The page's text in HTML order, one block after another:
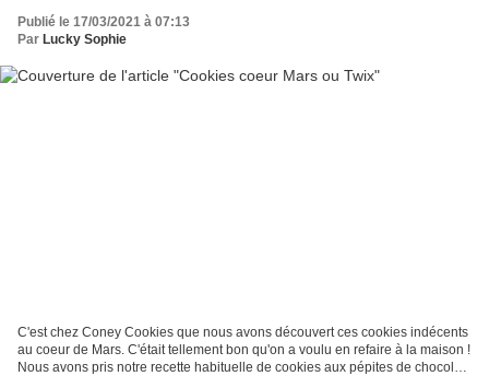
Publié le 17/03/2021 à 07:13
Par Lucky Sophie
C'est chez Coney Cookies que nous avons découvert ces cookies indécents
au coeur de Mars. C'était tellement bon qu'on a voulu en refaire à la maison !
Nous avons pris notre recette habituelle de cookies aux pépites de chocolat